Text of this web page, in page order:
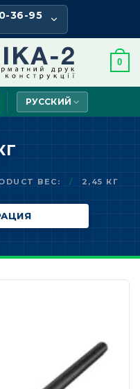
36-95
0
РУССКИЙ
ВЕС: / 2,45 КГ